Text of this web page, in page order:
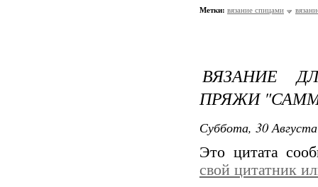
Метки: вязание спицами
ВЯЗАНИЕ
ПРЯЖИ
Суббота, 30
Это цитата
свой цитатник